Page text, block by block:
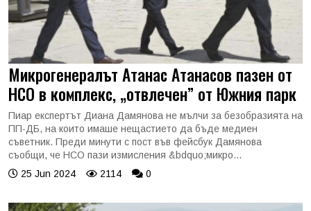
Микрогенералът Атанас Атанасов пазен от
НСО в комплекс, „отвлечен” от Южния парк
Пиар експертът Диана Дамянова не мълчи за безобразията на
ПП-ДБ, на които имаше нещастието да бъде медиен
съветник. Преди минути с пост във фейсбук Дамянова
съобщи, че НСО пази измисления &bdquo;микро...
25 Jun 2024
2114 0